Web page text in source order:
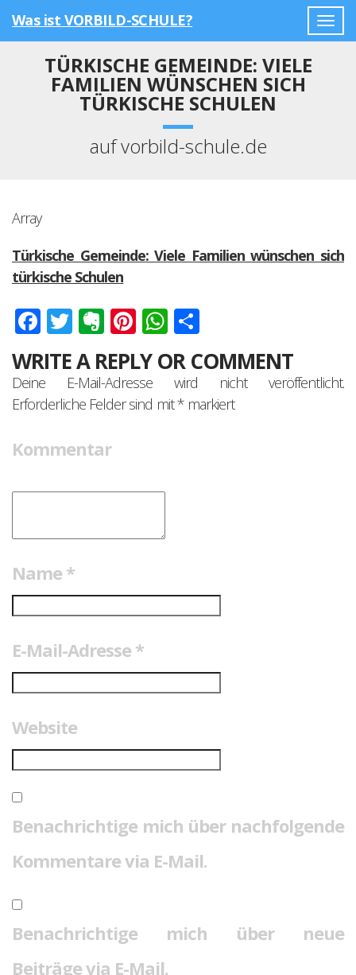
Was ist VORBILD-SCHULE?
TÜRKISCHE GEMEINDE: VIELE
FAMILIEN WÜNSCHEN SICH
TÜRKISCHE SCHULEN
auf vorbild-schule.de
Array
Türkische Gemeinde: Viele Familien wünschen sich
türkische Schulen
Facebook
Twitter
Evernote
Pinterest
WhatsApp
WRITE A REPLY OR COMMENT
Deine E-Mail-Adresse wird nicht veröffentlicht.
Erforderliche Felder sind mit*markiert
Kommentar
Name *
E-Mail-Adresse *
Website
Benachrichtige mich über nachfolgende
Kommentare via E-Mail.
Benachrichtige mich über neue
Beiträge via E-Mail.